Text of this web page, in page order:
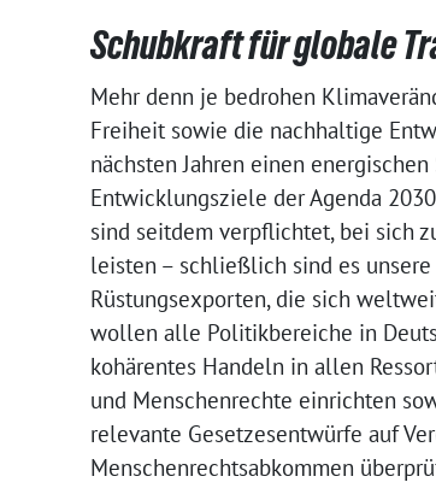
Schubkraft für globale
Mehr denn je bedrohen
Freiheit sowie die nachhaltige
nächsten Jahren einen
Entwicklungsziele der Agenda
sind seitdem verpflichtet, bei sich
leisten – schließlich sind es
Rüstungsexporten, die sich
wollen alle Politikbereiche in
kohärentes Handeln in allen
und Menschenrechte einrichten
relevante Gesetzesentwürfe auf
Menschenrechtsabkommen